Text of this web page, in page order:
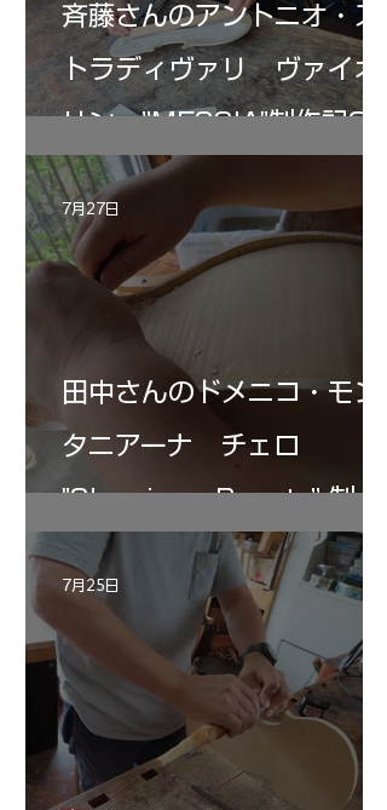
斉藤さんのアントニオ・ス
トラディヴァリ ヴァイオ
リン ”MESSIA"制作記33
田中さんのドメニコ・モン
タニアーナ チェロ
"Sleeping・Beauty” 制作
記 30
7月27日
7月25日